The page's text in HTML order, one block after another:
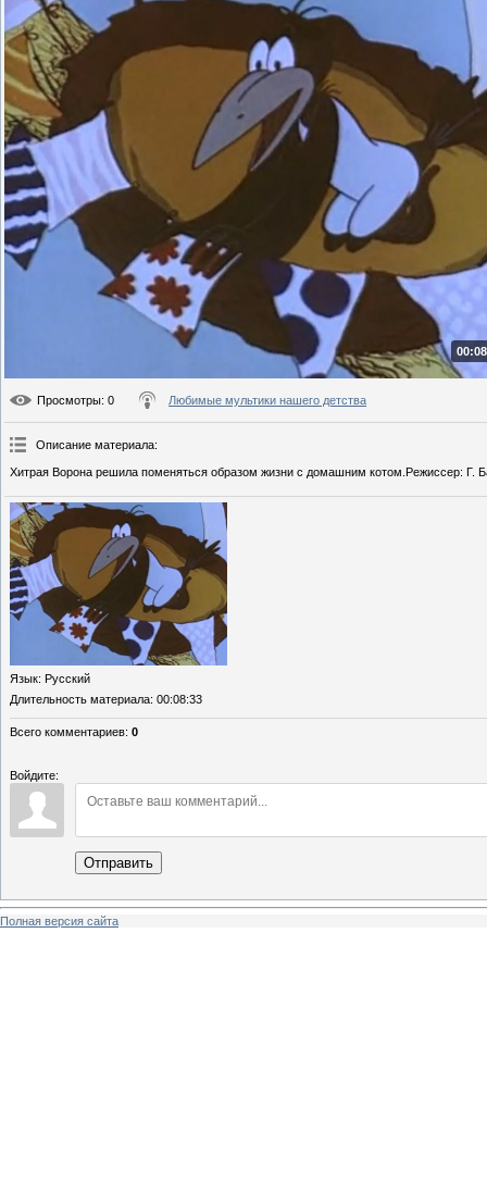
Просмотры: 0 Любимые мультики нашего детства
Описание материала:
Хитрая Ворона решила поменяться образом жизни с домашним котом.Режиссер: Г.
Язык: Русский
Длительность материала: 00:08:33
Всего комментариев: 0
Войдите:
Отправить
Полная версия сайта